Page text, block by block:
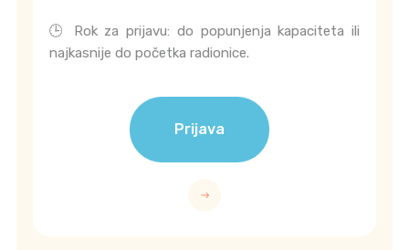
🕒 Rok za prijavu: do popunjenja kapaciteta ili
najkasnije do početka radionice.
Prijava